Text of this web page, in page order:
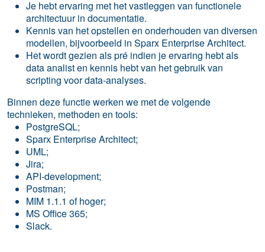
Je hebt ervaring met het vastleggen van functionele
architectuur in documentatie.
Kennis van het opstellen en onderhouden van diversen
modellen, bijvoorbeeld in Sparx Enterprise Architect.
Het wordt gezien als pré indien je ervaring hebt als
data analist en kennis hebt van het gebruik van
scripting voor data-analyses.
Binnen deze functie werken we met de volgende
technieken, methoden en tools:
PostgreSQL;
Sparx Enterprise Architect;
UML;
Jira;
API-development;
Postman;
MIM 1.1.1 of hoger;
MS Office 365;
Slack.